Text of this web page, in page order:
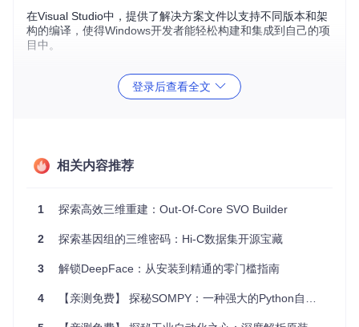
在Visual Studio中，提供了解决方案文件以支持不同版本和架
构的编译，使得Windows开发者能轻松构建和集成到自己的项
目中。
计算机图形学研究：其强大的几何处理功能可以辅助实验和
建模与渲染：提供模型转换、简化和细分等功能。
逆向工程：通过ICP（Iterative Closest Point）算法进行两
个模型的对齐。
登录后查看全文
相关内容推荐
1 探索高效三维重建：Out-Of-Core SVO Builder
2 探索基因组的三维密码：Hi-C数据集开源宝藏
3 解锁DeepFace：从安装到精通的零门槛指南
4 【亲测免费】 探秘SOMPY：一种强大的Python自组织映射（SOM）库